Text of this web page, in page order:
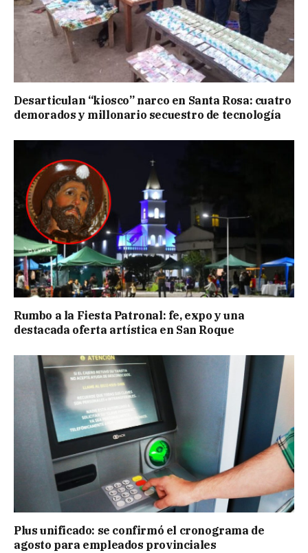
Desarticulan “kiosco” narco en Santa Rosa: cuatro
demorados y millonario secuestro de tecnología
Rumbo a la Fiesta Patronal: fe, expo y una
destacada oferta artística en San Roque
Plus unificado: se confirmó el cronograma de
agosto para empleados provinciales